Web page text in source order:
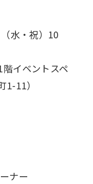
水・祝）10
イベントスペ
11）
ナー